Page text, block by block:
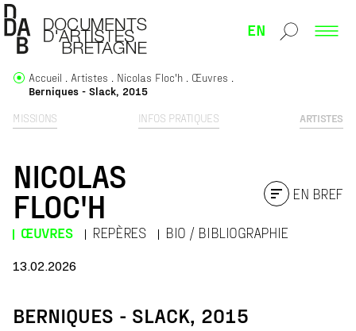
EN
MISSIONS INFOS PRATIQUES ARTISTES
Accueil Artistes Nicolas Floc'h
Œuvres
Berniques - Slack, 2015
NICOLAS
FLOC'H
ŒUVRES REPÈRES BIO / BIBLIOGRAPHIE
EN BREF
13.02.2026
BERNIQUES - SLACK, 2015